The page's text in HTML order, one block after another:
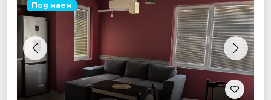
Previous Next
Под наем